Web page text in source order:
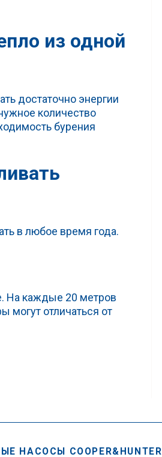
из одной
достаточно энергии
количество
бурения
в любое время года.
На каждые 20 метров
могут отличаться от
НАСОСЫ COOPER&HUNTER